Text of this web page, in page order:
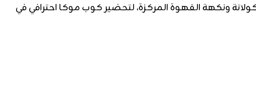
ونكهة القهوة المركزة، لتحضير كوب موكا احترافي في